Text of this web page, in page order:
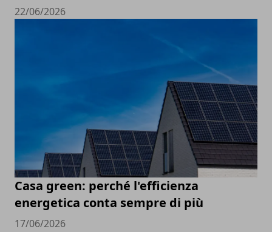
22/06/2026
Casa green: perché l'efficienza
energetica conta sempre di più
17/06/2026